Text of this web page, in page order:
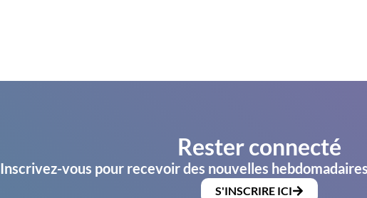
Rester connecté
Inscrivez-vous pour recevoir des nouvelles
S'INSCRIRE ICI